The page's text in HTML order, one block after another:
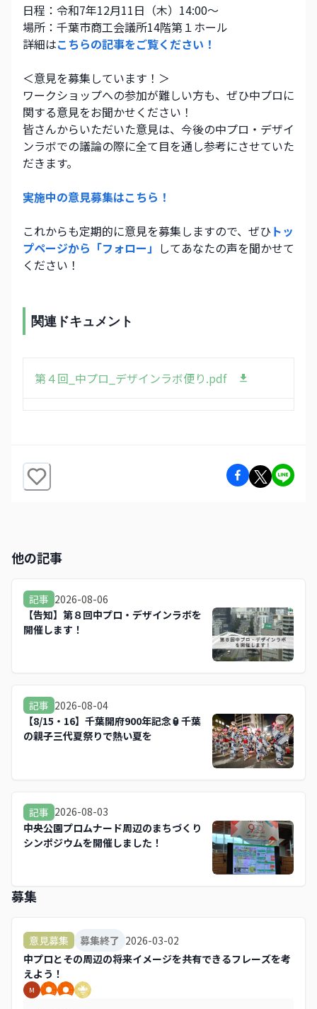
日程：令和7年12月11日（木）14:00～
場所：千葉市商工会議所14階第１ホール
詳細はこちらの記事をご覧ください！
＜意見を募集しています！＞
ワークショップへの参加が難しい方も、ぜひ中プロに
関する意見をお聞かせください！
皆さんからいただいた意見は、今後の中プロ・デザイ
ンラボでの議論の際に全て目を通し参考にさせていた
だきます。
実施中の意見募集はこちら！
これからも定期的に意見を募集しますので、ぜひトッ
プページから「フォロー」 してあなたの声を聞かせて
ください！
関連ドキュメント
第４回_中プロ_デザインラボ便り.pdf
他の記事
記事 2026-08-06
【告知】第８回中プロ・デザインラボを
開催します！
記事 2026-08-04
【8/15・16】千葉開府900年記念🏮千葉
の親子三代夏祭りで熱い夏を
記事 2026-08-03
中央公園プロムナード周辺のまちづくり
シンポジウムを開催しました！
募集
意見募集 募集終了 2026-03-02
中プロとその周辺の将来イメージを共有できるフレーズを考
えよう！
M